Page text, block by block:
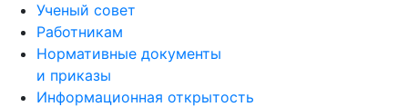
Ученый совет
Работникам
Нормативные документы
и приказы
Информационная открытость